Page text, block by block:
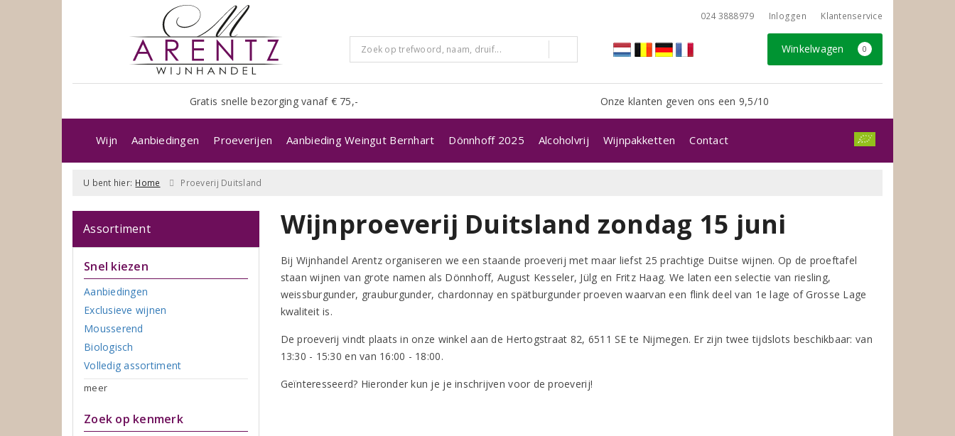
024 3888979 Inloggen Klantenservice
Winkelwagen 0
Gratis snelle bezorging vanaf € 75,- Onze klanten geven ons een 9,5/10
Wijn Aanbiedingen Proeverijen Aanbieding Weingut Bernhart Dönnhoff 2025 Alcoholvrij Wijnpakketten Contact
U bent hier: Home Proeverij Duitsland
Assortiment
Snel kiezen
Aanbiedingen
Exclusieve wijnen
Mousserend
Biologisch
Volledig assortiment
meer
Zoek op kenmerk
Wijnproeverij Duitsland zondag 15 juni
Bij Wijnhandel Arentz organiseren we een staande proeverij met maar liefst 25 prachtige Duitse wijnen. Op de proeftafel
staan wijnen van grote namen als Dönnhoff, August Kesseler, Jülg en Fritz Haag. We laten een selectie van riesling,
weissburgunder, grauburgunder, chardonnay en spätburgunder proeven waarvan een flink deel van 1e lage of Grosse Lage
kwaliteit is.
De proeverij vindt plaats in onze winkel aan de Hertogstraat 82, 6511 SE te Nijmegen. Er zijn twee tijdslots beschikbaar: van
13:30 - 15:30 en van 16:00 - 18:00.
Geïnteresseerd? Hieronder kun je je inschrijven voor de proeverij!